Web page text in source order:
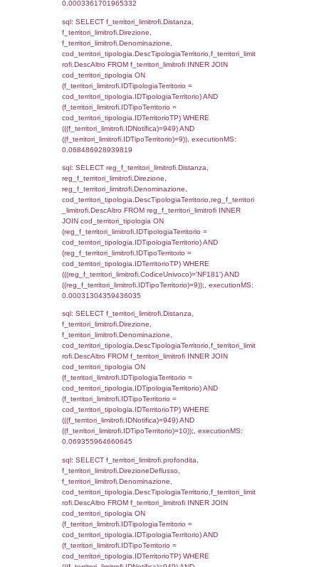
0.070059061050415
sql: SELECT f_territori_limitrofi.Distanza,
f_territori_limitrofi.Direzione,
f_territori_limitrofi.Denominazione,
rofi.DescAltro FROM f_territori_limitrofi
cod_territori_tipologia ON
(f_territori_limitrofi.IDTipologiaTerritorio =
(f_territori_limitrofi.IDTipoTerritorio =
cod_territori_tipologia.IDTerritorioTP)
(((f_territori_limitrofi.IDNotifica)=949) AND
((f_territori_limitrofi.IDTipoTerritorio)=4)),
0.071361064910889
sql: SELECT f_territori_limitrofi.Distanza,
f_territori_limitrofi.Direzione,
f_territori_limitrofi.DescAltro FROM
JOIN cod_territori_tipologia ON
(f_territori_limitrofi.IDTipologiaTerritorio =
cod_territori_tipologia.IDTipologiaTerritorio)
(f_territori_limitrofi.IDTipoTerritorio =
cod_territori_tipologia.IDTerritorioTP)
(((f_territori_limitrofi.IDNotifica)=949) AND
0.070344924926758
sql: SELECT
reg_f_territori_limitrofi.Direzione,
reg_f_territori_limitrofi.Denominazione,
_limitrofi.DescAltro FROM